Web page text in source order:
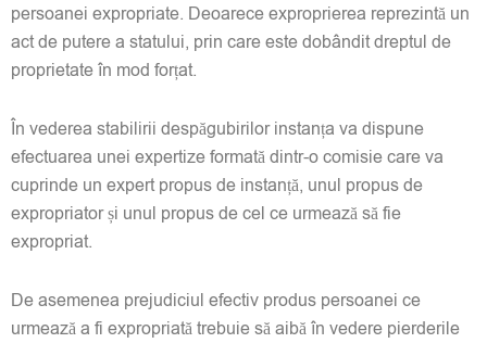
persoanei expropriate. Deoarece exproprierea reprezintă un
act de putere a statului, prin care este dobândit dreptul de
proprietate în mod forțat.
În vederea stabilirii despăgubirilor instanța va dispune
efectuarea unei expertize formată dintr-o comisie care va
cuprinde un expert propus de instanță, unul propus de
expropriator și unul propus de cel ce urmează să fie
expropriat.
De asemenea prejudiciul efectiv produs persoanei ce
urmează a fi expropriată trebuie să aibă în vedere pierderile